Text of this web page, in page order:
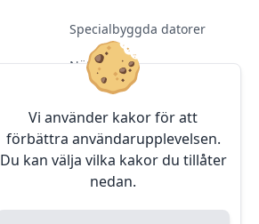
Vi använder kakor för att
förbättra användarupplevelsen.
Du kan välja vilka kakor du tillåter
nedan.
Specialbyggda datorer
Nätverk
Programvara
Server & Backup